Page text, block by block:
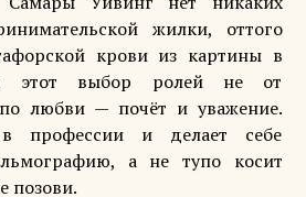
жилки, оттого
крови из картины в
этот выбор ролей не от
любви — почёт и уважение.
профессии и делает себе
а не тупо косит
позови.